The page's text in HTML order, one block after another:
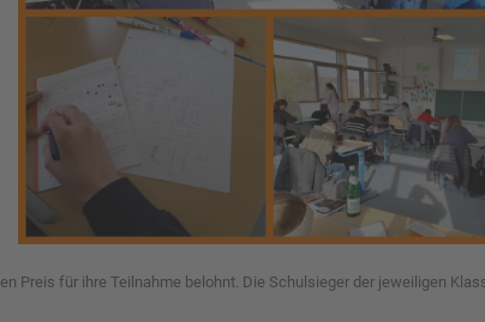
Preis für ihre Teilnahme belohnt. Die Schulsieger der jeweiligen